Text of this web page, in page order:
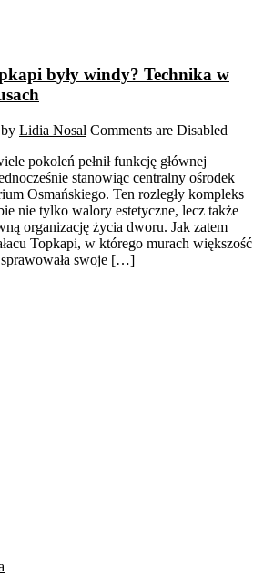
były windy? Technika w
by Lidia Nosal Comments are Disabled
pokoleń pełnił funkcję głównej
stanowiąc centralny ośrodek
Osmańskiego. Ten rozległy kompleks
nie tylko walory estetyczne, lecz także
organizację życia dworu. Jak zatem
Topkapi, w którego murach większość
swoje […]